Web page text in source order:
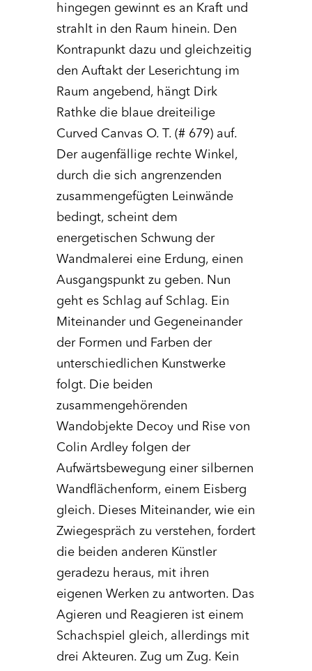
hingegen gewinnt es an Kraft und
strahlt in den Raum hinein. Den
Kontrapunkt dazu und gleichzeitig
den Auftakt der Leserichtung im
Raum angebend, hängt Dirk
Rathke die blaue dreiteilige
Curved Canvas O. T. (# 679) auf.
Der augenfällige rechte Winkel,
durch die sich angrenzenden
zusammengefügten Leinwände
bedingt, scheint dem
energetischen Schwung der
Wandmalerei eine Erdung, einen
Ausgangspunkt zu geben. Nun
geht es Schlag auf Schlag. Ein
Miteinander und Gegeneinander
der Formen und Farben der
unterschiedlichen Kunstwerke
folgt. Die beiden
zusammengehörenden
Wandobjekte Decoy und Rise von
Colin Ardley folgen der
Aufwärtsbewegung einer silbernen
Wandflächenform, einem Eisberg
gleich. Dieses Miteinander, wie ein
Zwiegespräch zu verstehen, fordert
die beiden anderen Künstler
geradezu heraus, mit ihren
eigenen Werken zu antworten. Das
Agieren und Reagieren ist einem
Schachspiel gleich, allerdings mit
drei Akteuren. Zug um Zug. Kein